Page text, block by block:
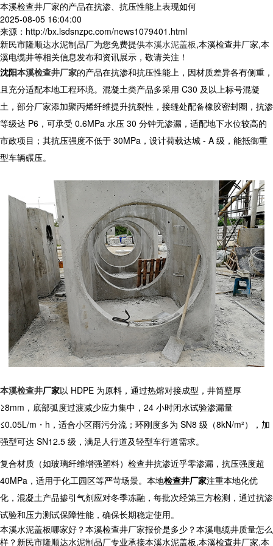
本溪检查井厂家的产品在抗渗、抗压性能上表现如何
2025-08-05 16:04:00
来源：http://bx.lsdsnzpc.com/news1079401.html
新民市隆顺达水泥制品厂为您免费提供本溪水泥盖板,本溪检查井厂家,本
溪电缆井等相关信息发布和资讯展示，敬请关注！
沈阳本溪检查井厂家的产品在抗渗和抗压性能上，因材质差异各有侧重，
且充分适配本地工程环境。混凝土类产品多采用 C30 及以上标号混凝
土，部分厂家添加聚丙烯纤维提升抗裂性，接缝处配备橡胶密封圈，抗渗
等级达 P6，可承受 0.6MPa 水压 30 分钟无渗漏，适配地下水位较高的
市政项目；其抗压强度不低于 30MPa，设计荷载达城 - A 级，能抵御重
型车辆碾压。​
本溪检查井厂家以 HDPE 为原料，通过热熔对接成型，井筒壁厚
≥8mm，底部弧度过渡减少应力集中，24 小时闭水试验渗漏量
≤0.05L/m・h，适合小区雨污分流；环刚度多为 SN8 级（8kN/m²），加
强型可达 SN12.5 级，满足人行道及轻型车行道需求。​
复合材质（如玻璃纤维增强塑料）检查井抗渗近乎零渗漏，抗压强度超
40MPa，适用于化工园区等严苛场景。本地检查井厂家注重本地化优
化，混凝土产品掺引气剂应对冬季冻融，每批次经第三方检测，通过抗渗
试验和压力测试保障性能，确保长期稳定使用。
本溪水泥盖板哪家好？本溪检查井厂家报价是多少？本溪电缆井质量怎么
样？新民市隆顺达水泥制品厂专业承接本溪水泥盖板,本溪检查井厂家,本